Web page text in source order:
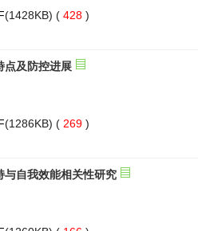
428 )
269 )